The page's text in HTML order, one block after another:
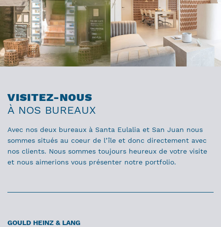
VISITEZ-NOUS
À NOS BUREAUX
Avec nos deux bureaux à Santa Eulalia et San Juan nous
sommes situés au coeur de l’île et donc directement avec
nos clients. Nous sommes toujours heureux de votre visite
et nous aimerions vous présenter notre portfolio.
GOULD HEINZ & LANG